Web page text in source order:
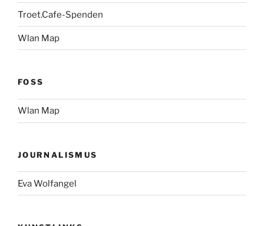
Troet.Cafe-Spenden
Wlan Map
FOSS
Wlan Map
JOURNALISMUS
Eva Wolfangel